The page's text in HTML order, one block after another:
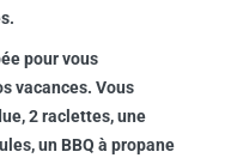
pour vous
vacances. Vous
2 raclettes, une
un BBQ à propane